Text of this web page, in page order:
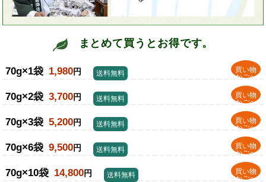
まとめて買うとお得です。
70g×1袋 1,980円
買い物
かごへ
送料無料
70g×2袋 3,700円
買い物
かごへ
送料無料
70g×3袋 5,200円
買い物
かごへ
送料無料
70g×6袋 9,500円
買い物
かごへ
送料無料
70g×10袋 14,800円
買い物
かごへ
送料無料